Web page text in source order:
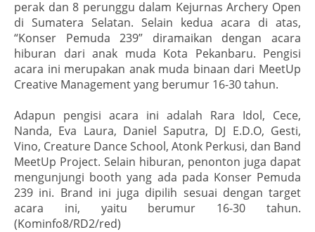
perak dan 8 perunggu dalam Kejurnas Archery Open
di Sumatera Selatan. Selain kedua acara di atas,
“Konser Pemuda 239” diramaikan dengan acara
hiburan dari anak muda Kota Pekanbaru. Pengisi
acara ini merupakan anak muda binaan dari MeetUp
Creative Management yang berumur 16-30 tahun.
Adapun pengisi acara ini adalah Rara Idol, Cece,
Nanda, Eva Laura, Daniel Saputra, DJ E.D.O, Gesti,
Vino, Creature Dance School, Atonk Perkusi, dan Band
MeetUp Project. Selain hiburan, penonton juga dapat
mengunjungi booth yang ada pada Konser Pemuda
239 ini. Brand ini juga dipilih sesuai dengan target
acara ini, yaitu berumur 16-30 tahun.
(Kominfo8/RD2/red)